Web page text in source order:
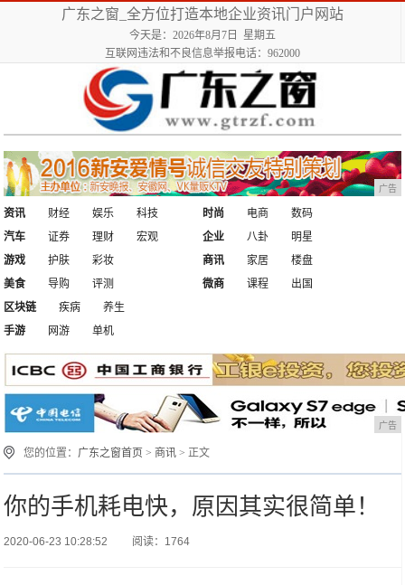
广东之窗_全方位打造本地企业资讯门户网站
今天是：2026年8月7日 星期五
互联网违法和不良信息举报电话：962000
广告
资讯 财经 娱乐
科技
汽车
证券 理财 宏观
时尚 电商
数码
企业
八卦
明星
游戏
护肤
彩妆
美食
导购 评测
商讯 家居
楼盘
微商
课程
出国
区块链
疾病
养生
手游
网游 单机
广告
您的位置： 广东之窗首页 > 商讯 > 正文
你的手机耗电快，原因其实很简单！
2020-06-23 10:28:52 阅读：1764